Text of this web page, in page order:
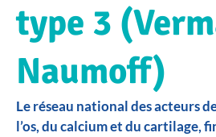
type 3
Naumoff)
Le réseau national des acteurs
l’os, du calcium et du cartilage,